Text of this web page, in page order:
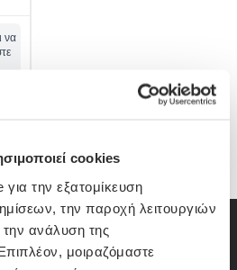
cookies
την εξατομίκευση
την παροχή λειτουργιών
ανάλυση της
μοιραζόμαστε
να